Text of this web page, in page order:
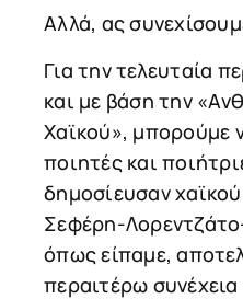
Αλλά, ας
Για την τελευταία
και με βάση την
Χαϊκού», μπορούμε
ποιητές και
δημοσίευσαν
Σεφέρη-
όπως είπαμε,
περαιτέρω